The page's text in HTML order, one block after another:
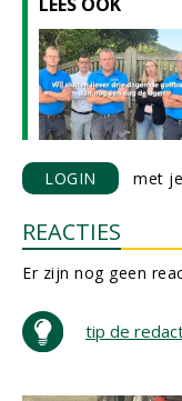
LOGIN met je
REACTIES
Er zijn nog geen
tip de